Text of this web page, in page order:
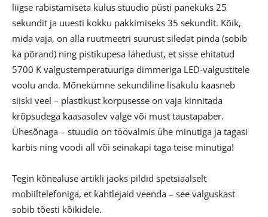
liigse rabistamiseta kulus stuudio püsti panekuks 25
sekundit ja uuesti kokku pakkimiseks 35 sekundit. Kõik,
mida vaja, on alla ruutmeetri suurust siledat pinda (sobib
ka põrand) ning pistikupesa lähedust, et sisse ehitatud
5700 K valgustemperatuuriga dimmeriga LED-valgustitele
voolu anda. Mõnekümne sekundiline lisakulu kaasneb
siiski veel – plastikust korpusesse on vaja kinnitada
krõpsudega kaasasolev valge või must taustapaber.
Ühesõnaga – stuudio on töövalmis ühe minutiga ja tagasi
karbis ning voodi all või seinakapi taga teise minutiga!
Tegin kõnealuse artikli jaoks pildid spetsiaalselt
mobiiltelefoniga, et kahtlejaid veenda – see valguskast
sobib tõesti kõikidele.